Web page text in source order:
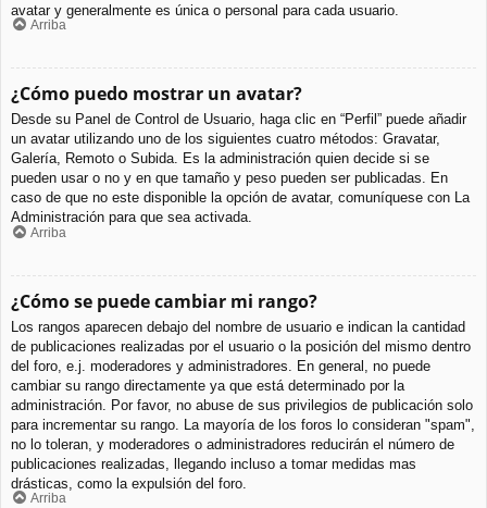
avatar y generalmente es única o personal para cada usuario.
Arriba
¿Cómo puedo mostrar un avatar?
Desde su Panel de Control de Usuario, haga clic en “Perfil” puede añadir
un avatar utilizando uno de los siguientes cuatro métodos: Gravatar,
Galería, Remoto o Subida. Es la administración quien decide si se
pueden usar o no y en que tamaño y peso pueden ser publicadas. En
caso de que no este disponible la opción de avatar, comuníquese con La
Administración para que sea activada.
Arriba
¿Cómo se puede cambiar mi rango?
Los rangos aparecen debajo del nombre de usuario e indican la cantidad
de publicaciones realizadas por el usuario o la posición del mismo dentro
del foro, e.j. moderadores y administradores. En general, no puede
cambiar su rango directamente ya que está determinado por la
administración. Por favor, no abuse de sus privilegios de publicación solo
para incrementar su rango. La mayoría de los foros lo consideran "spam",
no lo toleran, y moderadores o administradores reducirán el número de
publicaciones realizadas, llegando incluso a tomar medidas mas
drásticas, como la expulsión del foro.
Arriba